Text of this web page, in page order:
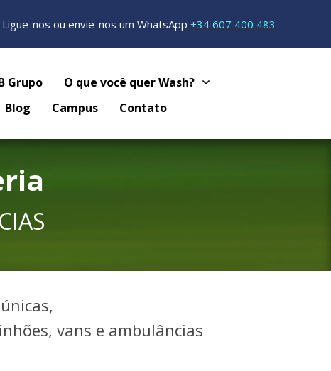
Ligue-nos ou envie-nos um WhatsApp +34 607 400 483
Grupo
O que você quer Wash?
Blog Campus Contato
vans e ambulâncias